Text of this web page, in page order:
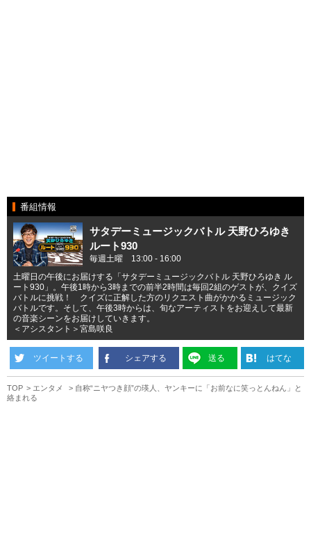
番組情報
サタデーミュージックバトル 天野ひろゆき
ルート930
毎週土曜 13:00 - 16:00
土曜日の午後にお届けする「サタデーミュージックバトル 天野ひろゆき ル
ート930」。午後1時から3時までの前半2時間は毎回2組のゲストが、クイズ
バトルに挑戦！ クイズに正解した方のリクエスト曲がかかるミュージック
バトルです。そして、午後3時からは、旬なアーティストをお迎えして最新
の音楽シーンをお届けしていきます。
＜アシスタント＞宮島咲良
ツイートする シェアする 送る はてな
TOP エンタメ
自称“ニヤつき顔”の瑛人、ヤンキーに「お前なに笑っとんねん」と
絡まれる